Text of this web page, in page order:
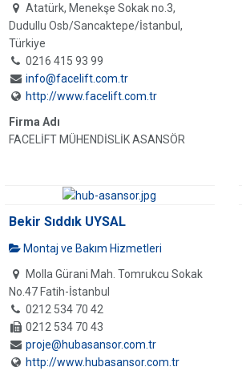
Atatürk, Menekşe Sokak no.3,
Dudullu Osb/Sancaktepe/İstanbul,
Türkiye
0216 415 93 99
info@facelift.com.tr
http://www.facelift.com.tr
Firma Adı
FACELİFT MÜHENDİSLİK ASANSÖR
Bekir Sıddık UYSAL
Montaj ve Bakım Hizmetleri
Molla Gürani Mah. Tomrukcu Sokak
No.47 Fatih-İstanbul
0212 534 70 42
0212 534 70 43
proje@hubasansor.com.tr
http://www.hubasansor.com.tr